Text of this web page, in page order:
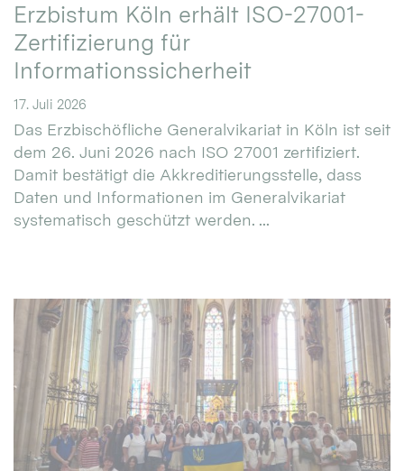
Erzbistum Köln erhält ISO-27001-
Zertifizierung für
Informationssicherheit
17. Juli 2026
Das Erzbischöfliche Generalvikariat in Köln ist seit
dem 26. Juni 2026 nach ISO 27001 zertifiziert.
Damit bestätigt die Akkreditierungsstelle, dass
Daten und Informationen im Generalvikariat
systematisch geschützt werden. ...